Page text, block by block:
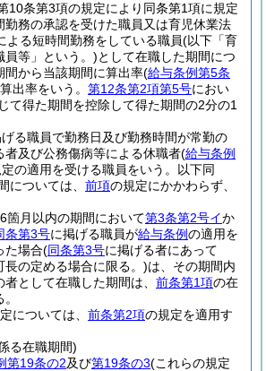
10条第3項の規定により同条第1項に規定
勤務の承認を受けた職員又は育児休業法
よる短時間勤務をしている職員(以下「育
員等」という。)として在職した期間につ
間から当該期間に算出率(給与条例第5条
出率をいう。 第12条第2項第5号におい
て得た期間を控除して得た期間の2分の1
げる職員で勤務日及び勤務時間が常勤の
者及び公務傷病等による休職者(給与条例
の適用を受ける職員をいう。以下同
については、 前項の規定にかかわらず、
箇月以内の期間において第3条第2号イか
条第3号に掲げる職員が給与条例の適用を
た場合(同条第3号に掲げる者にあって
長の定める場合に限る。)は、その期間内
として在職した期間は、 前条第1項の在
については、 前条第2項の規定を適用す
る在職期間)
第19条の2及び第19条の3(これらの規定